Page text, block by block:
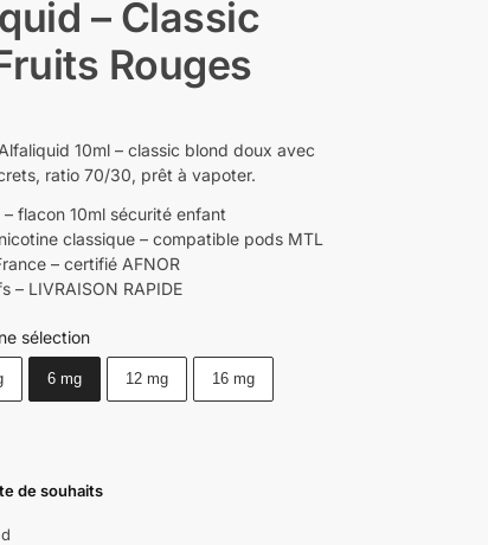
– Classic
Rouges
10ml – classic blond doux avec
ratio 70/30, prêt à vapoter.
flacon 10ml sécurité enfant
classique – compatible pods MTL
– certifié AFNOR
– LIVRAISON RAPIDE
sélection
6 mg 12 mg 16 mg
de souhaits